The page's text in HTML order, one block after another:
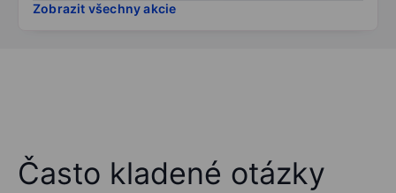
Zobrazit všechny akcie
Často kladené otázky